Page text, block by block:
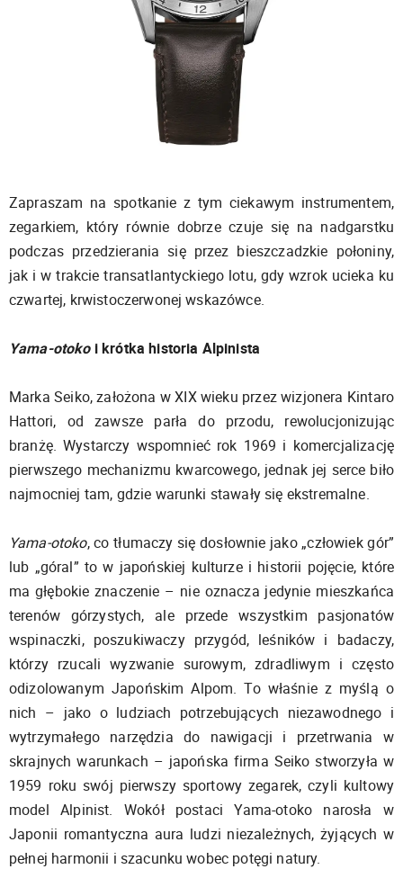
Zapraszam na spotkanie z tym ciekawym instrumentem,
zegarkiem, który równie dobrze czuje się na nadgarstku
podczas przedzierania się przez bieszczadzkie połoniny,
jak i w trakcie transatlantyckiego lotu, gdy wzrok ucieka ku
czwartej, krwistoczerwonej wskazówce.
Yama-otokoi krótka historia Alpinista
Marka Seiko, założona w XIX wieku przez wizjonera Kintaro
Hattori, od zawsze parła do przodu, rewolucjonizując
branżę. Wystarczy wspomnieć rok 1969 i komercjalizację
pierwszego mechanizmu kwarcowego, jednak jej serce biło
najmocniej tam, gdzie warunki stawały się ekstremalne.
Yama-otoko, co tłumaczy się dosłownie jako „człowiek gór”
lub „góral” to w japońskiej kulturze i historii pojęcie, które
ma głębokie znaczenie – nie oznacza jedynie mieszkańca
terenów górzystych, ale przede wszystkim pasjonatów
wspinaczki, poszukiwaczy przygód, leśników i badaczy,
którzy rzucali wyzwanie surowym, zdradliwym i często
odizolowanym Japońskim Alpom. To właśnie z myślą o
nich – jako o ludziach potrzebujących niezawodnego i
wytrzymałego narzędzia do nawigacji i przetrwania w
skrajnych warunkach – japońska firma Seiko stworzyła w
1959 roku swój pierwszy sportowy zegarek, czyli kultowy
model Alpinist. Wokół postaci Yama-otoko narosła w
Japonii romantyczna aura ludzi niezależnych, żyjących w
pełnej harmonii i szacunku wobec potęgi natury.